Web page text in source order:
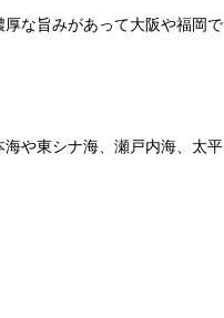
な旨みがあって大阪や福岡で
や東シナ海、瀬戸内海、太平